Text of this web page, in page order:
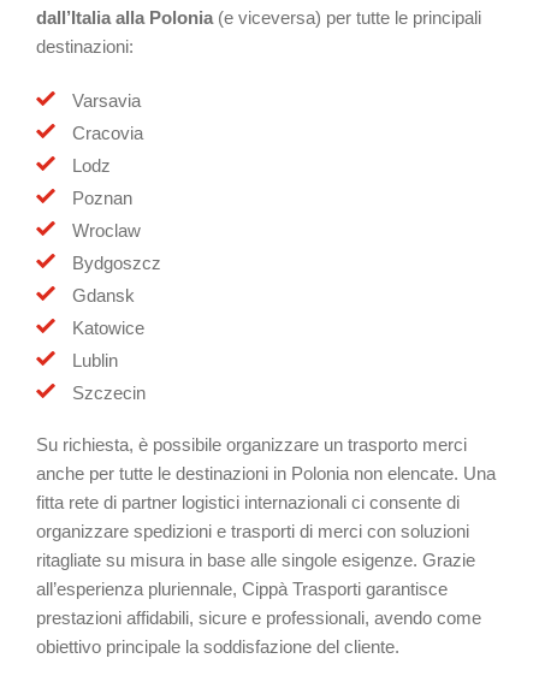
dall’Italia alla Polonia (e viceversa) per tutte le principali
destinazioni:
Varsavia
Cracovia
Lodz
Poznan
Wroclaw
Bydgoszcz
Gdansk
Katowice
Lublin
Szczecin
Su richiesta, è possibile organizzare un trasporto merci
anche per tutte le destinazioni in Polonia non elencate. Una
fitta rete di partner logistici internazionali ci consente di
organizzare spedizioni e trasporti di merci con soluzioni
ritagliate su misura in base alle singole esigenze. Grazie
all’esperienza pluriennale, Cippà Trasporti garantisce
prestazioni affidabili, sicure e professionali, avendo come
obiettivo principale la soddisfazione del cliente.